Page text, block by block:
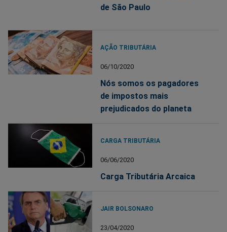
de São Paulo
AÇÃO TRIBUTÁRIA
06/10/2020
Nós somos os pagadores
de impostos mais
prejudicados do planeta
CARGA TRIBUTÁRIA
06/06/2020
Carga Tributária Arcaica
JAIR BOLSONARO
23/04/2020